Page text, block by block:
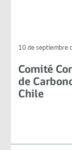
10 de septiembre
Comité
de
Chile